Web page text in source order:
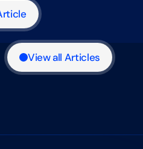
View all Articles